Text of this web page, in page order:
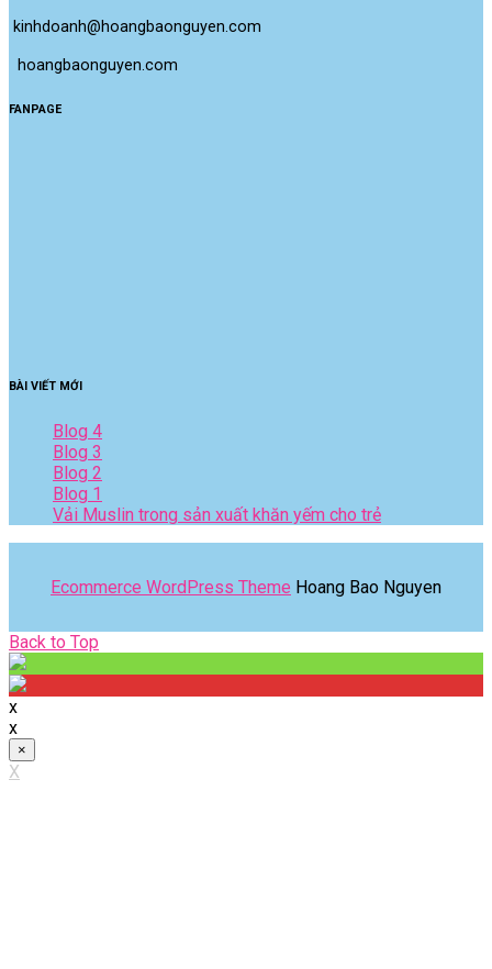
kinhdoanh@hoangbaonguyen.com
hoangbaonguyen.com
FANPAGE
BÀI VIẾT MỚI
Blog 4
Blog 3
Blog 2
Blog 1
Vải Muslin trong sản xuất khăn yếm cho trẻ
Ecommerce WordPress Theme Hoang Bao Nguyen
Back to Top
x
x
×
X